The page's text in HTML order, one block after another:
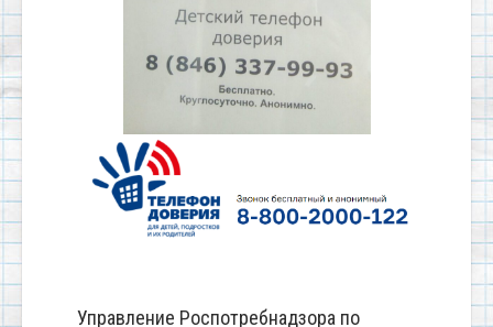
Управление Роспотребнадзора по